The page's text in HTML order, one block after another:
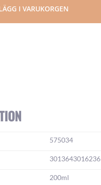
I VARUKORGEN
575034
3013643016236
200ml